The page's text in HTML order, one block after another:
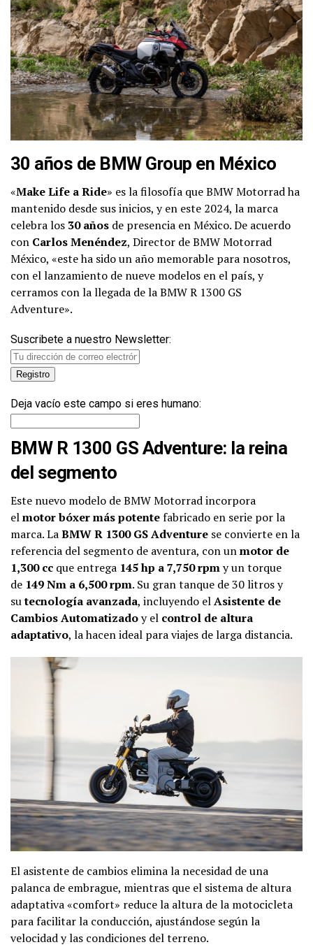
30 años de BMW Group en México
«Make Life a Ride» es la filosofía que BMW Motorrad ha
mantenido desde sus inicios, y en este 2024, la marca
celebra los 30 años de presencia en México. De acuerdo
con Carlos Menéndez, Director de BMW Motorrad
México, «este ha sido un año memorable para nosotros,
con el lanzamiento de nueve modelos en el país, y
cerramos con la llegada de la BMW R 1300 GS
Adventure».
Suscribete a nuestro Newsletter:
Deja vacío este campo si eres humano:
BMW R 1300 GS Adventure: la reina
del segmento
Este nuevo modelo de BMW Motorrad incorpora
elmotor bóxer más potentefabricado en serie por la
marca. LaBMW R 1300 GS Adventure se convierte en la
referencia del segmento de aventura, con unmotor de
1,300 cc que entrega 145 hp a 7,750 rpmy un torque
de 149 Nm a 6,500 rpm. Su gran tanque de 30 litros y
sutecnología avanzada, incluyendo elAsistente de
Cambios Automatizadoy el control de altura
adaptativo, la hacen ideal para viajes de larga distancia.
El asistente de cambios elimina la necesidad de una
palanca de embrague, mientras que el sistema de altura
adaptativa «comfort» reduce la altura de la motocicleta
para facilitar la conducción, ajustándose según la
velocidad y las condiciones del terreno.